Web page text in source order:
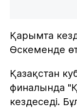
Қарымта
Өскеменде
Қазақстан
финалында
кездеседі.